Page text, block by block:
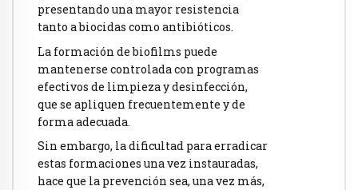
presentando una mayor resistencia
tanto a biocidas como antibióticos.
La formación de biofilms puede
mantenerse controlada con programas
efectivos de limpieza y desinfección,
que se apliquen frecuentemente y de
forma adecuada.
Sin embargo, la dificultad para erradicar
estas formaciones una vez instauradas,
hace que la prevención sea, una vez más,